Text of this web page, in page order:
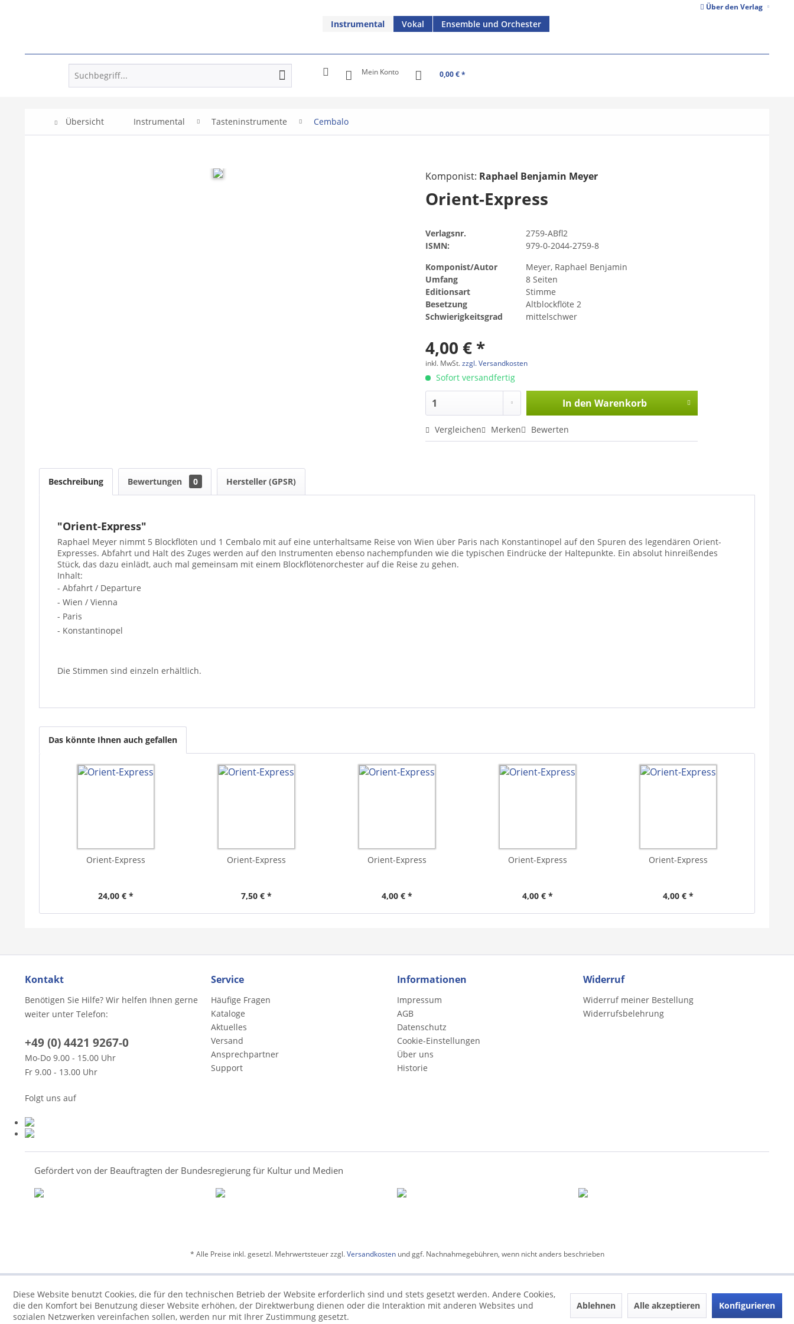
Über den Verlag
Instrumental Vokal Ensemble und Orchester
Mein Konto 0,00 € *
Übersicht Instrumental Tasteninstrumente Cembalo
Komponist: Raphael Benjamin Meyer
Orient-Express
Verlagsnr.
2759-ABfl2
ISMN:
979-0-2044-2759-8
Komponist/Autor
Meyer, Raphael Benjamin
Umfang
8 Seiten
Editionsart
Stimme
Besetzung
Altblockflöte 2
Schwierigkeitsgrad
mittelschwer
4,00 € *
inkl. MwSt.zzgl. Versandkosten
Sofort versandfertig
In den Warenkorb
Vergleichen Merken Bewerten
Beschreibung Bewertungen 0 Hersteller (GPSR)
"Orient-Express"
Raphael Meyer nimmt 5 Blockflöten und 1 Cembalo mit auf eine unterhaltsame Reise von Wien über Paris nach Konstantinopel auf den Spuren des legendären Orient-
Expresses. Abfahrt und Halt des Zuges werden auf den Instrumenten ebenso nachempfunden wie die typischen Eindrücke der Haltepunkte. Ein absolut hinreißendes
Stück, das dazu einlädt, auch mal gemeinsam mit einem Blockflötenorchester auf die Reise zu gehen.
Inhalt:
- Abfahrt / Departure
- Wien / Vienna
- Paris
- Konstantinopel
Die Stimmen sind einzeln erhältlich.
Das könnte Ihnen auch gefallen
Orient-Express
24,00 € *
Orient-Express
7,50 € *
Orient-Express
4,00 € *
Orient-Express
4,00 € *
Orient-Express
4,00 € *
Kontakt
Benötigen Sie Hilfe? Wir helfen Ihnen gerne
weiter unter Telefon:
+49 (0) 4421 9267-0
Mo-Do 9.00 - 15.00 Uhr
Fr 9.00 - 13.00 Uhr
Folgt uns auf
Service
Häufige Fragen
Kataloge
Aktuelles
Versand
Ansprechpartner
Support
Informationen
Impressum
AGB
Datenschutz
Cookie-Einstellungen
Über uns
Historie
Widerruf
Widerruf meiner Bestellung
Widerrufsbelehrung
Gefördert von der Beauftragten der Bundesregierung für Kultur und Medien
* Alle Preise inkl. gesetzl. Mehrwertsteuer zzgl.Versandkostenund ggf. Nachnahmegebühren, wenn nicht anders beschrieben
Diese Website benutzt Cookies, die für den technischen Betrieb der Website erforderlich sind und stets gesetzt werden. Andere Cookies,
die den Komfort bei Benutzung dieser Website erhöhen, der Direktwerbung dienen oder die Interaktion mit anderen Websites und
sozialen Netzwerken vereinfachen sollen, werden nur mit Ihrer Zustimmung gesetzt.
Ablehnen Alle akzeptieren Konfigurieren